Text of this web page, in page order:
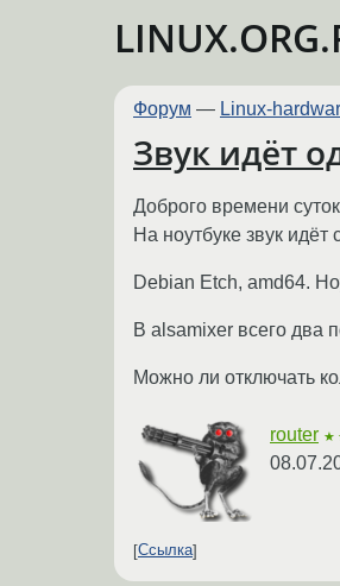
Форум — Linux-
Звук идёт
Доброго времени
На ноутбуке звук
Debian Etch, amd64.
В alsamixer всего два
Можно ли отключать
router
Ссылка